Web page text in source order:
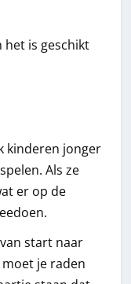
het is geschikt
kinderen jonger
Als ze
er op de
start naar
je raden